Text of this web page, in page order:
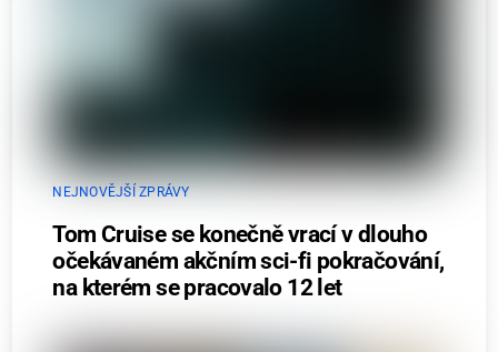
NEJNOVĚJŠÍ ZPRÁVY
Tom Cruise se konečně vrací v dlouho
očekávaném akčním sci-fi pokračování,
na kterém se pracovalo 12 let